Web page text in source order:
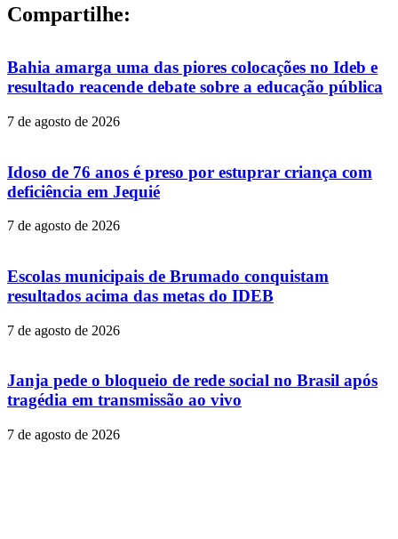
Compartilhe:
Bahia amarga uma das piores colocações no Ideb e
resultado reacende debate sobre a educação pública
7 de agosto de 2026
Idoso de 76 anos é preso por estuprar criança com
deficiência em Jequié
7 de agosto de 2026
Escolas municipais de Brumado conquistam
resultados acima das metas do IDEB
7 de agosto de 2026
Janja pede o bloqueio de rede social no Brasil após
tragédia em transmissão ao vivo
7 de agosto de 2026